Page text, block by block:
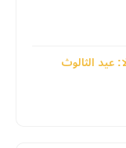
عيد الثالوث